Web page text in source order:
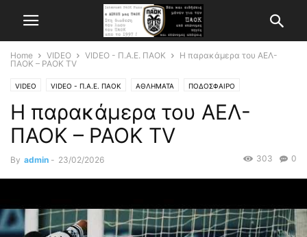
Home VIDEO VIDEO - Π.Α.Ε. ΠΑΟΚ
Η παρακάμερα του ΑΕΛ-
ΠΑΟΚ – PAOK TV
VIDEO VIDEO - Π.Α.Ε. ΠΑΟΚ ΑΘΛΗΜΑΤΑ ΠΟΔΟΣΦΑΙΡΟ
Η παρακάμερα του ΑΕΛ-
ΠΑΟΚ – PAOK TV
By admin - 23/02/2026 0
303